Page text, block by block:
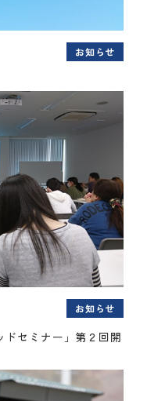
お知らせ
お知らせ
ドセミナー」第２回開